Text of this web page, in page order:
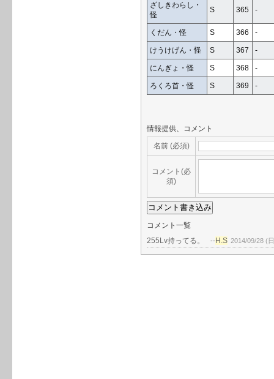
ざしきわらし・
怪
S 365 -
くだん・怪 S 366 -
けうけげん・怪 S 367 -
にんぎょ・怪 S 368 -
ろくろ首・怪 S 369 -
情報提供、コメント
名前 (必須)
コメント(必
須)
コメント一覧
255Lv持ってる。
-- H.S 2014/09/28 (